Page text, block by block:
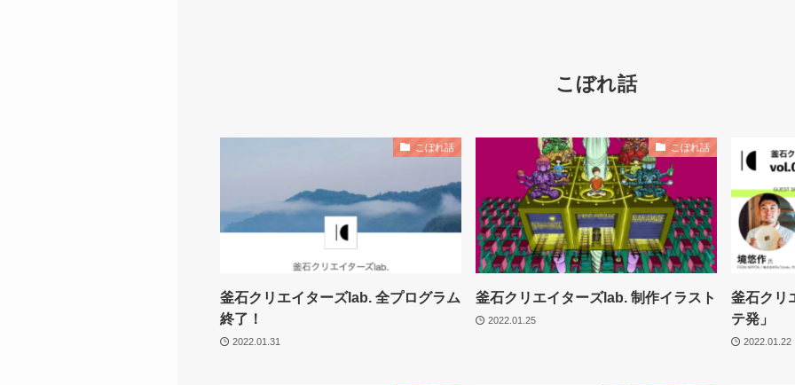
こぼれ話
こぼれ話
釜石クリエイターズlab. 全プログラム
終了！
2022.01.31
こぼれ話
釜石クリエイターズlab. 制作イラスト
2022.01.25
釜石クリ
テ発」
2022.01.22